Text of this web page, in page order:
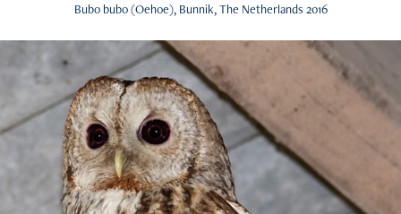
Bubo bubo (Oehoe), Bunnik, The Netherlands 2016